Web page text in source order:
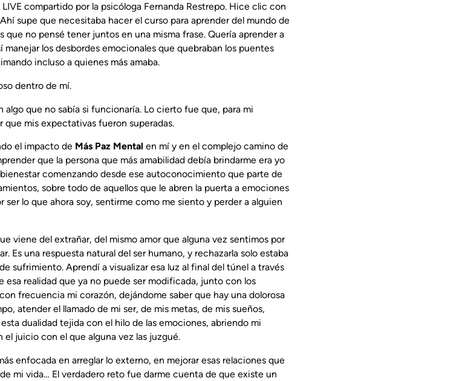
compartido por la psicóloga Fernanda Restrepo. Hice clic con
supe que necesitaba hacer el curso para aprender del mundo de
que no pensé tener juntos en una misma frase. Quería aprender a
los desbordes emocionales que quebraban los puentes
incluso a quienes más amaba.
dentro de mí.
algo que no sabía si funcionaría. Lo cierto fue que, para mi
que mis expectativas fueron superadas.
el impacto de Más Paz Mental en mí y en el complejo camino de
que la persona que más amabilidad debía brindarme era yo
comenzando desde ese autoconocimiento que parte de
sobre todo de aquellos que le abren la puerta a emociones
lo que ahora soy, sentirme como me siento y perder a alguien
viene del extrañar, del mismo amor que alguna vez sentimos por
Es una respuesta natural del ser humano, y rechazarla solo estaba
sufrimiento. Aprendí a visualizar esa luz al final del túnel a través
realidad que ya no puede ser modificada, junto con los
frecuencia mi corazón, dejándome saber que hay una dolorosa
atender el llamado de mi ser, de mis metas, de mis sueños,
dualidad tejida con el hilo de las emociones, abriendo mi
juicio con el que alguna vez las juzgué.
enfocada en arreglar lo externo, en mejorar esas relaciones que
mi vida… El verdadero reto fue darme cuenta de que existe un